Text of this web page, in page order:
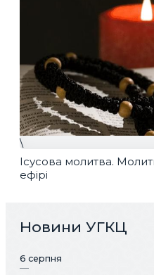
\
Ісусова молитва.
ефірі
Новини УГКЦ
6 серпня